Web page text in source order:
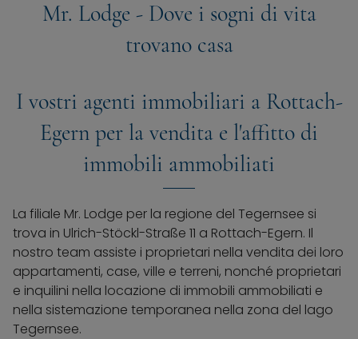
Mr. Lodge - Dove i sogni di vita
trovano casa
I vostri agenti immobiliari a Rottach-
Egern per la vendita e l'affitto di
immobili ammobiliati
La filiale Mr. Lodge per la regione del Tegernsee si
trova in Ulrich-Stöckl-Straße 11 a Rottach-Egern. Il
nostro team assiste i proprietari nella vendita dei loro
appartamenti, case, ville e terreni, nonché proprietari
e inquilini nella locazione di immobili ammobiliati e
nella sistemazione temporanea nella zona del lago
Tegernsee.